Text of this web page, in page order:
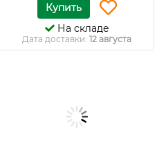
Купить
На складе
Дата доставки: 12 августа